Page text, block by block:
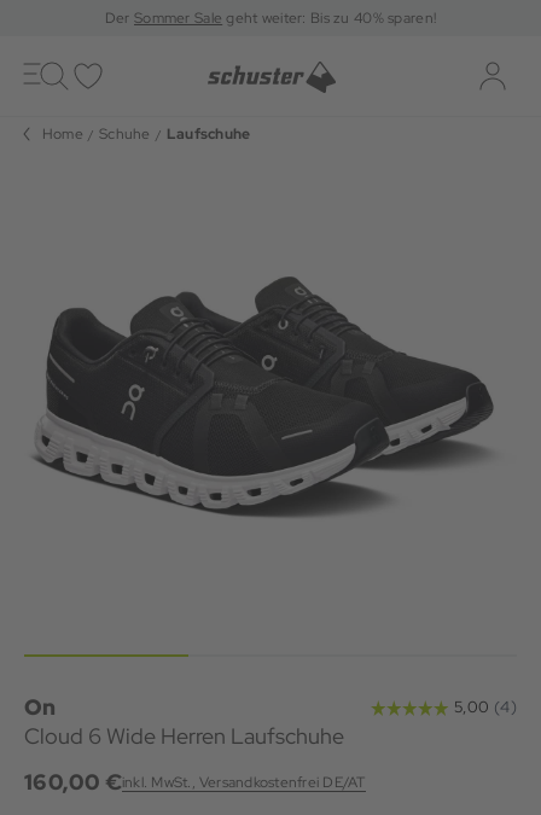
DerSommer Sale geht weiter: Bis zu 40% sparen!
Toggle
navigation
Home Schuhe Laufschuhe
On
Cloud 6 Wide Herren Laufschuhe
160,00 €inkl. MwSt., Versandkostenfrei DE/AT